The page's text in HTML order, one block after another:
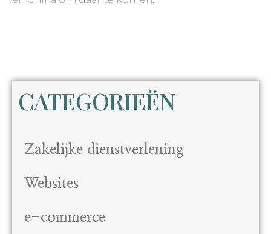
CATEGORIEËN
Zakelijke dienstverlening
Websites
e-commerce